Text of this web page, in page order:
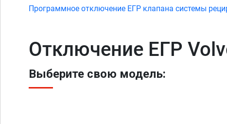
Программное отключение ЕГР клапана системы
Отключение ЕГР
Выберите свою модель: